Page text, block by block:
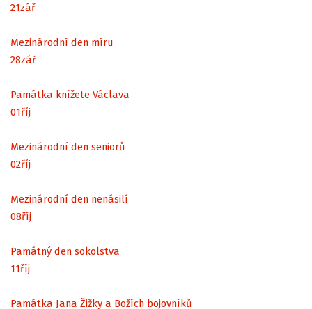
21zář
Mezinárodní den míru
28zář
Památka knížete Václava
01říj
Mezinárodní den seniorů
02říj
Mezinárodní den nenásilí
08říj
Památný den sokolstva
11říj
Památka Jana Žižky a Božích bojovníků